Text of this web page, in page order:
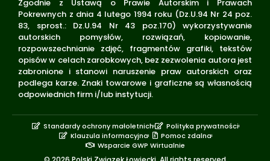
Zgodnie z Ustawą o Prawie Autorskim i Prawach
Pokrewnych z dnia 4 lutego 1994 roku (Dz.U.94 Nr 24 poz.
83, sprost.: Dz.U.94 Nr 43 poz.170) wykorzystywanie
autorskich pomysłów, rozwiązań, kopiowanie,
rozpowszechnianie zdjęć, fragmentów grafiki, tekstów
opisów w celach zarobkowych, bez zezwolenia autora jest
zabronione i stanowi naruszenie praw autorskich oraz
podlega karze. Znaki towarowe i graficzne są własnością
odpowiednich firm i/lub instytucji.
Standardy ochrony małoletnich
Polityka prywatności
Klauzula informacyjna
Pomoc zdalna
Wsparcie GWP Wirtualnie